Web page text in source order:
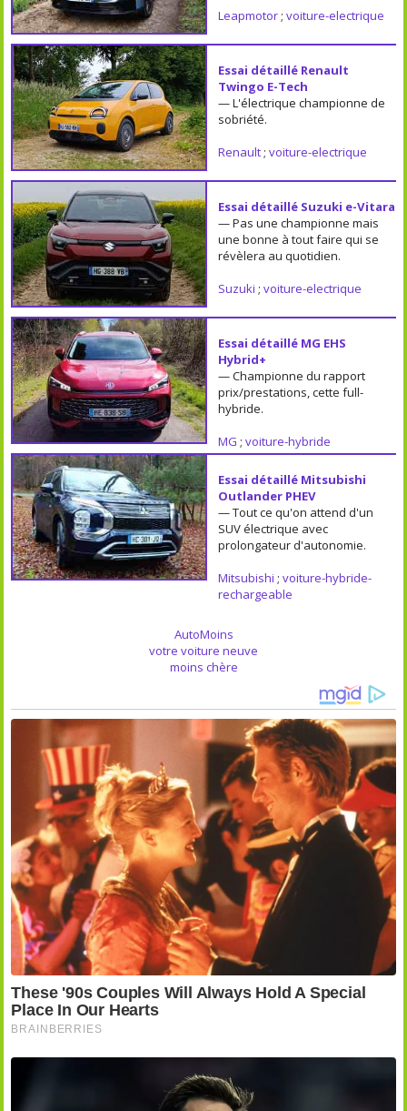
Leapmotor; voiture-electrique
Essai détaillé Renault
Twingo E-Tech
— L'électrique championne de
sobriété.
Renault; voiture-electrique
Essai détaillé Suzuki e-Vitara
— Pas une championne mais
une bonne à tout faire qui se
révèlera au quotidien.
Suzuki ; voiture-electrique
Essai détaillé MG EHS
Hybrid+
— Championne du rapport
prix/prestations, cette full-
hybride.
MG ; voiture-hybride
Essai détaillé Mitsubishi
Outlander PHEV
— Tout ce qu'on attend d'un
SUV électrique avec
prolongateur d'autonomie.
Mitsubishi ; voiture-hybride-
rechargeable
AutoMoins
votre voiture neuve
moins chère